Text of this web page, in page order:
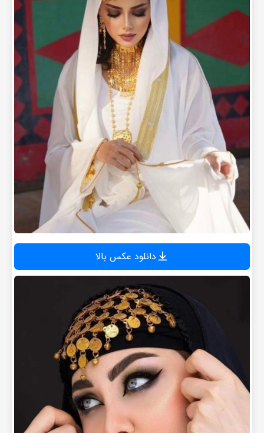
دانلود عکس بالا